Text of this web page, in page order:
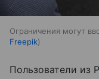
Ограничения могут
Freepik
Пользователи из